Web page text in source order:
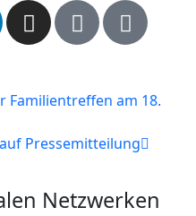
Familientreffen am 18.
Pressemitteilung
Netzwerken